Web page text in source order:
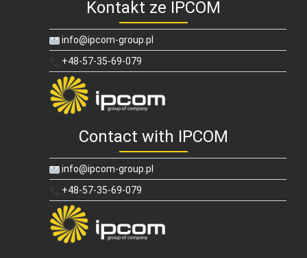
Kontakt ze IPCOM
info@ipcom-group.pl
+48-57-35-69-079
Contact with IPCOM
info@ipcom-group.pl
+48-57-35-69-079